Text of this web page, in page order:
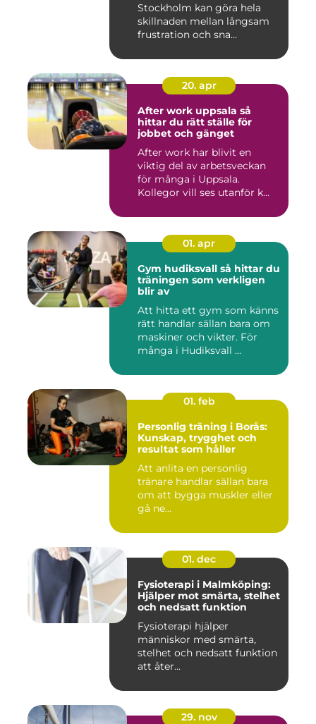
Stockholm kan göra hela
skillnaden mellan långsam
frustration och sna...
20. apr
After work uppsala så
hittar du rätt ställe för
jobbet och gänget
After work har blivit en
viktig del av arbetsveckan
för många i Uppsala.
Kollegor vill ses utanför k...
01. apr
Gym hudiksvall så hittar du
träningen som verkligen
blir av
Att hitta ett gym som känns
rätt handlar sällan bara om
maskiner och vikter. För
många i Hudiksvall ...
01. feb
Personlig träning i Borås:
Kunskap, trygghet och
resultat som håller
Att anlita en personlig
tränare handlar sällan bara
om att bygga muskler eller
gå ne...
01. dec
Fysioterapi i Malmköping:
Hjälper mot smärta, stelhet
och nedsatt funktion
Fysioterapi hjälper
människor med smärta,
stelhet och nedsatt funktion
att åter...
29. nov